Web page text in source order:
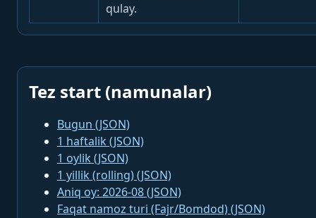
qulay.
Tez start (namunalar)
Bugun (JSON)
1 haftalik (JSON)
1 oylik (JSON)
1 yillik (rolling) (JSON)
Aniq oy: 2026-08 (JSON)
Faqat namoz turi (Fajr/Bomdod) (JSON)